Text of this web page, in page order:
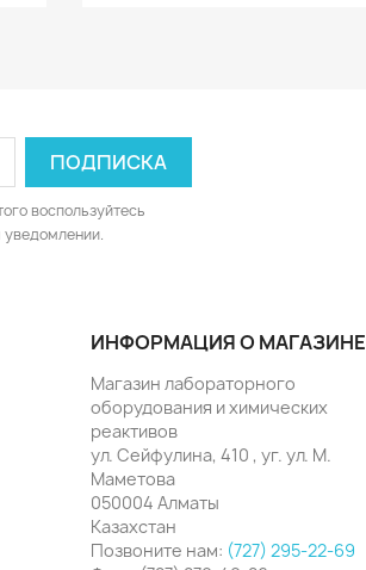
воспользуйтесь
ИНФОРМАЦИЯ О МАГАЗИНЕ
Магазин лабораторного
оборудования и химических
реактивов
ул. Сейфулина, 410 , уг. ул. М.
Маметова
050004 Алматы
Казахстан
Позвоните нам: (727) 295-22-69